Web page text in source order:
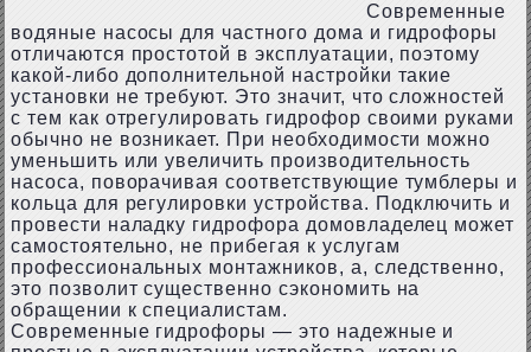
Современные
водяные насосы для частного дома и гидрофоры
отличаются простотой в эксплуатации, поэтому
какой-либо дополнительной настройки такие
установки не требуют. Это значит, что сложностей
с тем как отрегулировать гидрофор своими руками
обычно не возникает. При необходимости можно
уменьшить или увеличить производительность
насоса, поворачивая соответствующие тумблеры и
кольца для регулировки устройства. Подключить и
провести наладку гидрофора домовладелец может
самостоятельно, не прибегая к услугам
профессиональных монтажников, а, следственно,
это позволит существенно сэкономить на
обращении к специалистам.
Современные гидрофоры — это надежные и